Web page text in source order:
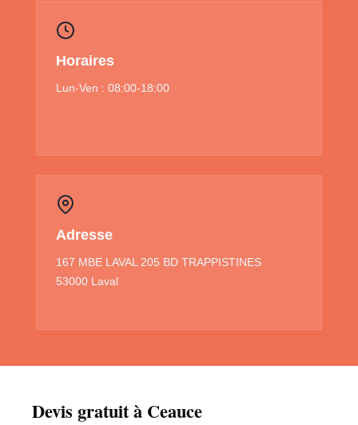
Horaires
Lun-Ven : 08:00-18:00
Adresse
167 MBE LAVAL 205 BD TRAPPISTINES
53000 Laval
Devis gratuit à Ceauce